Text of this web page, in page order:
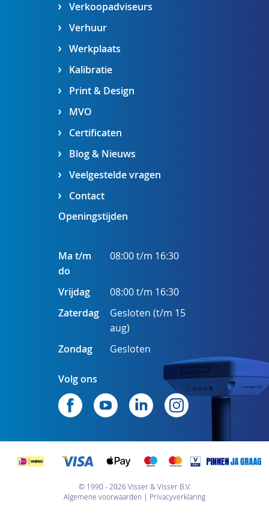
Verkoopadviseurs
Verhuur
Werkplaats
Kalibratie
Print & Design
MVO
Certificaten
Blog & Nieuws
Veelgestelde vragen
Contact
Openingstijden
Ma t/m
do
08:00 t/m 16:30
Vrijdag
08:00 t/m 16:30
Zaterdag
Gesloten (t/m 15
aug)
Zondag
Gesloten
Volg ons
© 1990 - 2026 Visser & Visser B.V.
Algemene voorwaarden
Privacyverklaring